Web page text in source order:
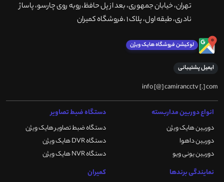
تهران، خيابان جمهوری، بعد از پل حافظ،روبه روی چارسو، پاساژ
نادری، طبقه اول، پلاک 1 ،فروشگاه کمیران
لوکیشن فروشگاه هایک ویژن
ایمیل پشتیبانی
info [@] camirancctv [.] com
انواع دوربین مداربسته
دوربین هایک ویژن
دوربین داهوا
دوربین یونی ویو
دستگاه ضبط تصاویر
دستگاه ضبط تصاویر هایک ویژن
دستگاه DVR هایک ویژن
دستگاه NVR هایک ویژن
نمایندگی برندها کمیران